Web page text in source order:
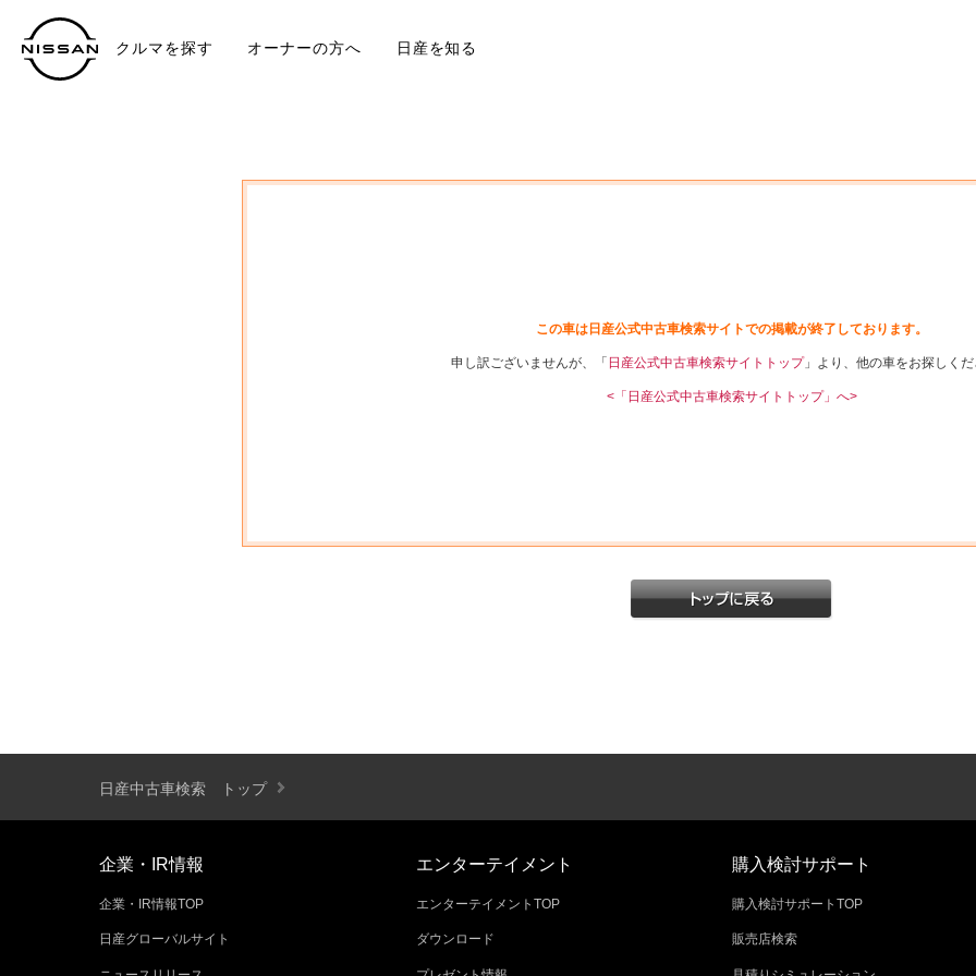
クルマを探す オーナーの方へ 日産を知る
この車は日産公式中古車検索サイトでの掲載が終了しております。
申し訳ございませんが、「 日産公式中古車検索サイトトップ」より、他の車をお探しくだ
<「日産公式中古車検索サイトトップ」へ>
日産中古車検索 トップ
企業・IR情報
企業・IR情報TOP
日産グローバルサイト
エンターテイメント
エンターテイメントTOP
ダウンロード
購入検討サポート
購入検討サポートTOP
販売店検索